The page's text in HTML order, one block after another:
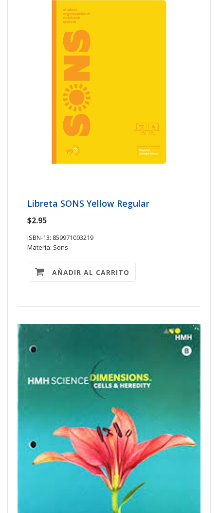
Libreta SONS Yellow Regular
$2.95
ISBN-13: 859971003219
Materia: Sons
AÑADIR AL CARRITO